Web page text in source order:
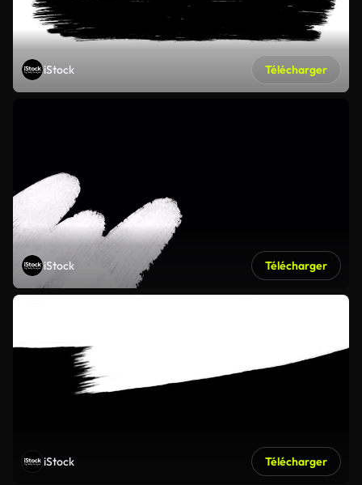
iStock Télécharger
iStock Télécharger
iStock Télécharger